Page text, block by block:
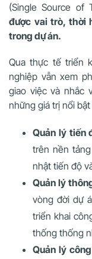
(Single Source of
được vai trò, thời
trong dự án.
Qua thực tế triển
nghiệp vẫn xem
giao việc và nhắc
những giá trị nổi bật
Quản lý tiến
trên nền
nhật tiến độ
Quản lý
vòng đời dự
triển khai
thống thống
Quản lý